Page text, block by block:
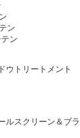
ン
ン
ウトリートメント
ルスクリーン＆ブラ